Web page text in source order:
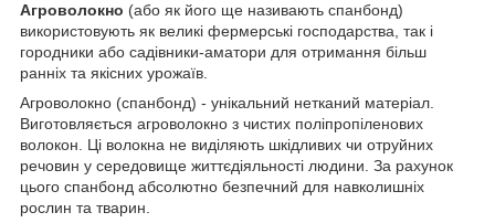
Агроволокно (або як його ще називають спанбонд)
використовують як великі фермерські господарства, так і
городники або садівники-аматори для отримання більш
ранніх та якісних урожаїв.
Агроволокно (спанбонд) - унікальний нетканий матеріал.
Виготовляється агроволокно з чистих поліпропіленових
волокон. Ці волокна не виділяють шкідливих чи отруйних
речовин у середовище життєдіяльності людини. За рахунок
цього спанбонд абсолютно безпечний для навколишніх
рослин та тварин.